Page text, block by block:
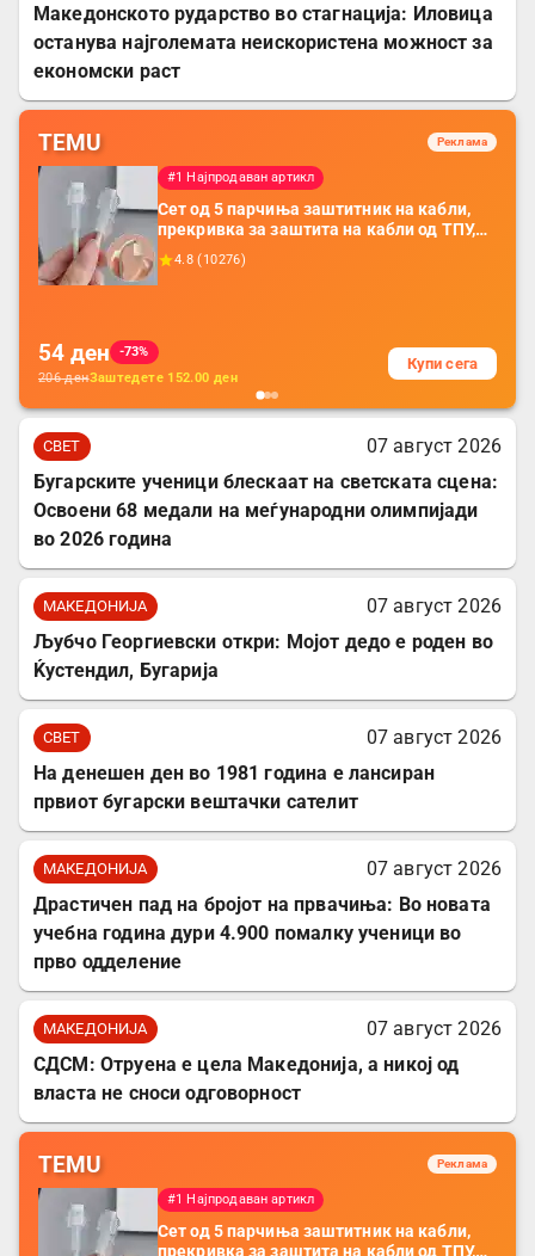
Македонското рударство во стагнација: Иловица
останува најголемата неискористена можност за
економски раст
TEMU Реклама
#1 Најпродаван артикл
Сет од 5 парчиња заштитник на кабли,
прекривка за заштита на кабли од ТПУ,
додатоци за заштита на кабли, без
батерија, за мобилни телефони, комплет
4.8 (10276)
54 ден
-73%
206денЗаштедете 152.00 ден
Купи сега
СВЕТ
07 август 2026
Бугарските ученици блескаат на светската сцена:
Освоени 68 медали на меѓународни олимпијади
во 2026 година
МАКЕДОНИЈА
07 август 2026
Љубчо Георгиевски откри: Мојот дедо е роден во
Ќустендил, Бугарија
СВЕТ
07 август 2026
На денешен ден во 1981 година е лансиран
првиот бугарски вештачки сателит
МАКЕДОНИЈА
07 август 2026
Драстичен пад на бројот на првачиња: Во новата
учебна година дури 4.900 помалку ученици во
прво одделение
МАКЕДОНИЈА
07 август 2026
СДСМ: Отруена е цела Македонија, а никој од
власта не сноси одговорност
TEMU Реклама
#1 Најпродаван артикл
Сет од 5 парчиња заштитник на кабли,
прекривка за заштита на кабли од ТПУ,